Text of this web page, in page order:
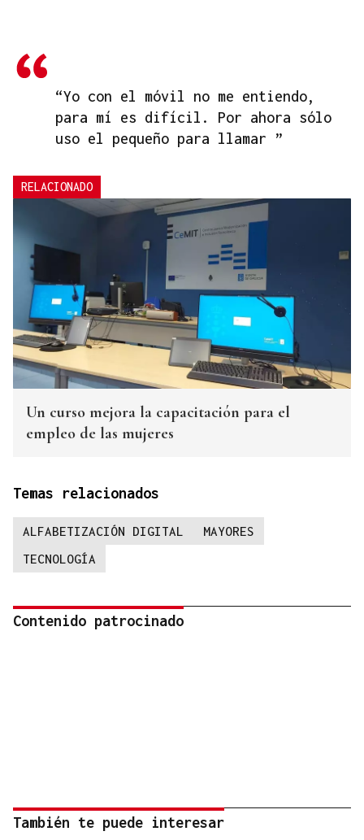
“Yo con el móvil no me entiendo,
para mí es difícil. Por ahora sólo
uso el pequeño para llamar ”
RELACIONADO
Un curso mejora la capacitación para el
empleo de las mujeres
Temas relacionados
ALFABETIZACIÓN DIGITAL
MAYORES
TECNOLOGÍA
Contenido patrocinado
También te puede interesar